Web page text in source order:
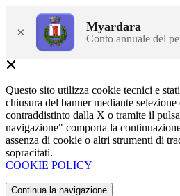
× Myardara
Conto annuale del
Questo sito utilizza cookie tecnici e
chiusura del banner mediante
contraddistinto dalla X o tramite il
navigazione" comporta la
assenza di cookie o altri strumenti di
sopracitati.
COOKIE POLICY
Continua la navigazione